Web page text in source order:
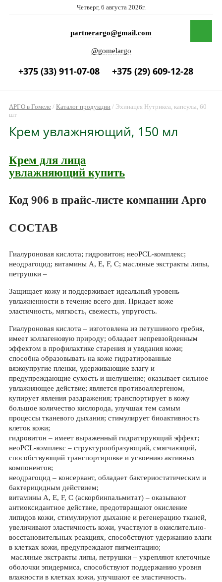
Четверг, 6 августа 2026г.
partnerargo@gmail.com
@gomelargo
+375 (33) 911-07-08 +375 (29) 609-12-28
АРГО в Гомеле/ Каталог продукции/ Эхинацея Нутрикеа, капсулы, 60
шт
Крем увлажняющий, 150 мл
Крем для лица
увлажняющий купить
Код 906 в прайс-листе компании Арго
СОСТАВ
Гиалуроновая кислота; гидровитон; нео­PCL-комплекс;
неодрагоцид; витамины A, E, F, C; масляные экстракты липы,
петрушки –
Защищает кожу и поддерживает идеальный уровень
увлажненности в течение всего дня. Придает коже
эластичность, мягкость, свежесть, упругость.
Гиалуроновая кислота – изготовлена из петушиного гребня,
имеет коллагеновую природу; обладает непревзойденным
эффектом в профилактике старения и увядания кожи;
способна образовывать на коже гидратированные
вязкоупругие пленки, удерживающие влагу и
предупреждающие сухость и шелушение; оказывает сильное
увлажняющее действие; является противоаллергеном,
купирует явления раздражения; транспортирует в кожу
большое количество кислорода, улучшая тем самым
процессы тканевого дыхания; стимулирует биоактивность
клеток кожи;
гидровитон – имеет выраженный гидратирующий эффект;
нео­PCL-комплекс – структурообразующий, смягчающий,
способствующий транспортировке и усвоению активных
компонентов;
неодрагоцид – консервант, обладает бактериостатическим и
бактерицидным действием;
витамины A, E, F, C (аскорбинпальмитат) – оказывают
антиоксидантное действие, предотвращают окисление
липидов кожи, стимулируют дыхание и регенерацию тканей,
увеличивают эластичность кожи, участвуют в окислительно-
восстановительных реакциях, способствуют удержанию влаги
в клетках кожи, предупреждают пигментацию;
масляные экстракты липы, петрушки – укрепляют клеточные
оболочки эпидермиса, способствуют поддержанию уровня
влажности в клетках кожи, улучшают ее эластичность.